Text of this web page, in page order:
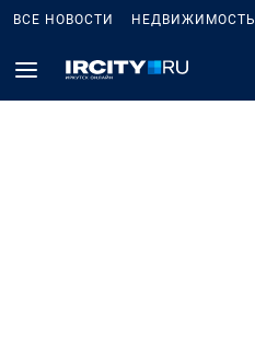
ВСЕ НОВОСТИ НЕДВИЖИМОСТЬ